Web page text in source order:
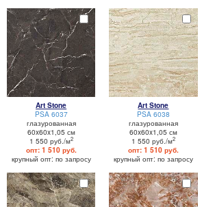
Art Stone
PSA 6037
глазурованная
60x60x1,05 см
1 550 руб./м2
опт: 1 510 руб.
крупный опт: по запросу
Art Stone
PSA 6038
глазурованная
60x60x1,05 см
1 550 руб./м2
опт: 1 510 руб.
крупный опт: по запросу